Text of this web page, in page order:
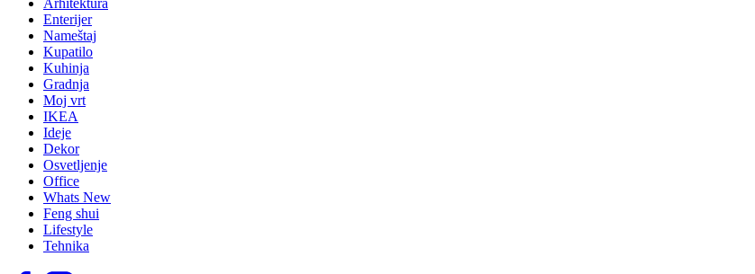
Arhitektura
Enterijer
Nameštaj
Kupatilo
Kuhinja
Gradnja
Moj vrt
IKEA
Ideje
Dekor
Osvetljenje
Office
Whats New
Feng shui
Lifestyle
Tehnika